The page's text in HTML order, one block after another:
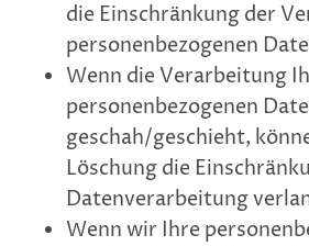
die Einschränkung der
personenbezogenen
Wenn die Verarbeitung
personenbezogenen
geschah/geschieht,
Löschung die
Datenverarbeitung
Wenn wir Ihre